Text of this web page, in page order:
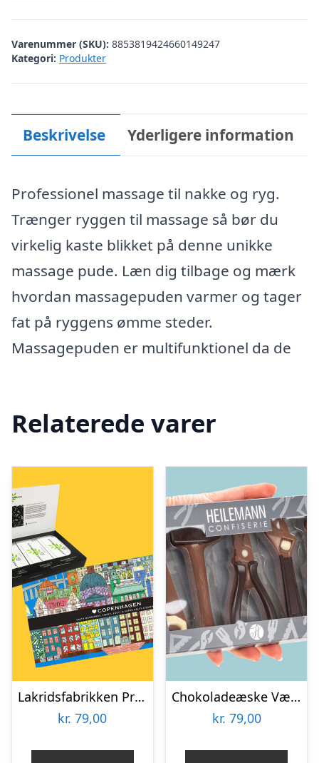
kr. 395,00.kr. 239,00.
Varenummer (SKU): 8853819424660149247
Kategori: Produkter
Beskrivelse Yderligere information
Professionel massage til nakke og ryg.
Trænger ryggen til massage så bør du
virkelig kaste blikket på denne unikke
massage pude. Læn dig tilbage og mærk
hvordan massagepuden varmer og tager
fat på ryggens ømme steder.
Massagepuden er multifunktionel da de
Relaterede varer
Lakridsfabrikken Premiumlakrids – Copenhagen
kr. 79,00
Chokoladeæske Værktøj
kr. 79,00